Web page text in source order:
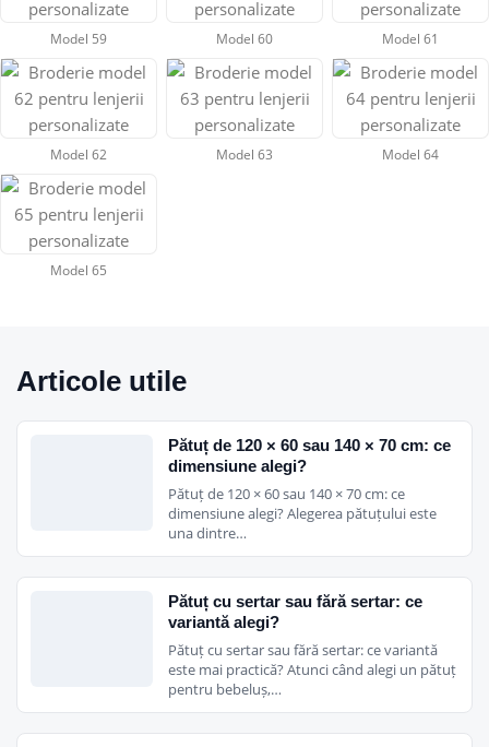
Model 59 Model 60 Model 61
Model 62 Model 63 Model 64
Model 65
Articole utile
Pătuț de 120 × 60 sau 140 × 70 cm: ce
dimensiune alegi?
Pătuț de 120 × 60 sau 140 × 70 cm: ce
dimensiune alegi? Alegerea pătuțului este
una dintre…
Pătuț cu sertar sau fără sertar: ce
variantă alegi?
Pătuț cu sertar sau fără sertar: ce variantă
este mai practică? Atunci când alegi un pătuț
pentru bebeluș,…